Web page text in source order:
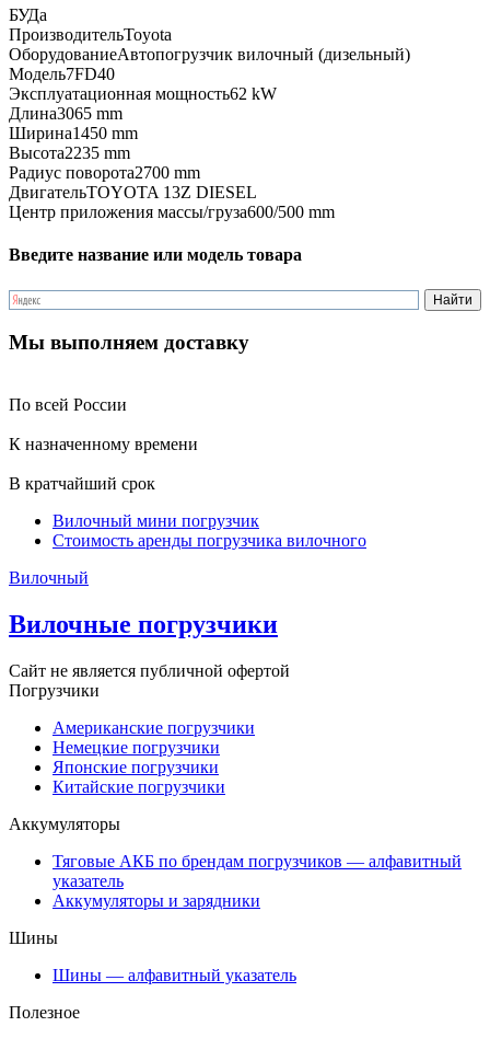
БУДа
ПроизводительToyota
ОборудованиеАвтопогрузчик вилочный (дизельный)
Модель7FD40
Эксплуатационная мощность62 kW
Длина3065 mm
Ширина1450 mm
Высота2235 mm
Радиус поворота2700 mm
ДвигательTOYOTA 13Z DIESEL
Центр приложения массы/груза600/500 mm
Введите название или модель товара
Мы выполняем доставку
По всей России
К назначенному времени
В кратчайший срок
Вилочный мини погрузчик
Стоимость аренды погрузчика вилочного
Вилочный
Вилочные погрузчики
Сайт не является публичной офертой
Погрузчики
Американские погрузчики
Немецкие погрузчики
Японские погрузчики
Китайские погрузчики
Аккумуляторы
Тяговые АКБ по брендам погрузчиков — алфавитный
указатель
Аккумуляторы и зарядники
Шины
Шины — алфавитный указатель
Полезное